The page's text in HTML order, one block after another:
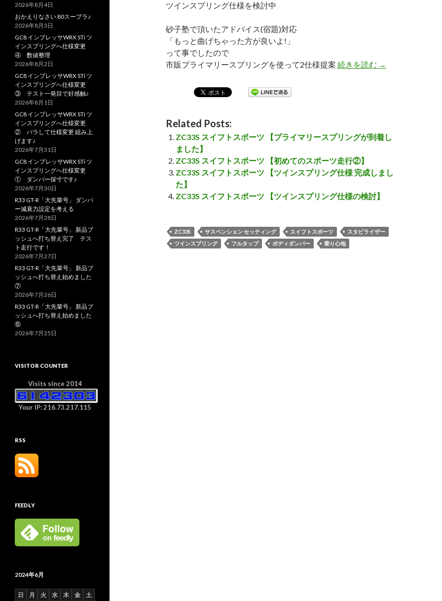
ツインスプリング仕様を検討中
砂子塾で頂いたアドバイス(宿題)対応
「もっと曲げちゃった方が良いよ!」
って事でしたので
市販プライマリースプリングを使って2仕様提案 続きを読む ZC33S スイフト
→
Related Posts:
ZC33S スイフトスポーツ 【プライマリースプリングが到着し
ました】
ZC33S スイフトスポーツ 【初めてのスポーツ走行②】
ZC33S スイフトスポーツ 【ツインスプリング仕様 完成しまし
た】
ZC33S スイフトスポーツ 【ツインスプリング仕様の検討】
ZC33S サスペンション セッティング スイフトスポーツ
スタビライザー
ツインスプリング
フルタップ ボディダンパー 乗り心地
2026年8月4日
おかえりなさい 80スープラ♪
2026年8月3日
GC8 インプレッサWRX STi ツ
インスプリングへ仕様変更
④ 数値整理
2026年8月2日
GC8 インプレッサWRX STi ツ
インスプリングへ仕様変更
③ テスト一発目で好感触♪
2026年8月1日
GC8 インプレッサWRX STi ツ
インスプリングへ仕様変更
② バラして仕様変更 組み上
げます♪
2026年7月31日
GC8 インプレッサWRX STi ツ
インスプリングへ仕様変更
① ダンパー採寸です♪
2026年7月30日
R33 GT-R「大先輩号」 ダンパ
ー減衰力設定を考える
2026年7月28日
R33 GT-R「大先輩号」 新品ブ
ッシュへ打ち替え完了 テス
ト走行です！
2026年7月27日
R33 GT-R「大先輩号」 新品ブ
ッシュへ打ち替え始めました
⑦
2026年7月26日
R33 GT-R「大先輩号」 新品ブ
ッシュへ打ち替え始めました
⑥
2026年7月25日
VISITOR COUNTER
Visits since 2014
Your IP: 216.73.217.115
RSS
FEEDLY
2024年6月
日 月 火 水 木 金 土